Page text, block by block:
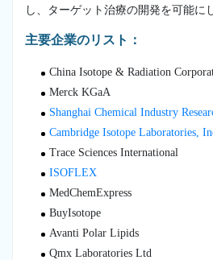
し、ターゲット治療の開発を可能に
主要企業のリスト：
China Isotope & Radiation
Merck KGaA
Shanghai Chemical Industry
Cambridge Isotope Laboratories,
Trace Sciences International
ISOFLEX
MedChemExpress
BuyIsotope
Avanti Polar Lipids
Qmx Laboratories Ltd